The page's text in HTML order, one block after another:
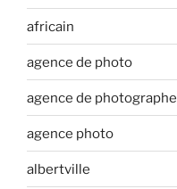
africain
agence de photo
agence de photographe
agence photo
albertville